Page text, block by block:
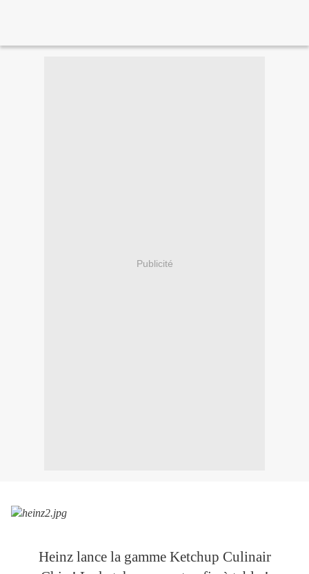
Publicité
Heinz lance la gamme Ketchup Culinair